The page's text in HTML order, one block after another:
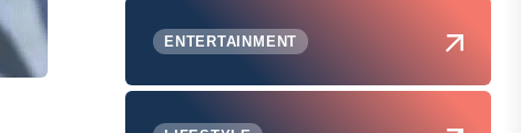
ENTERTAINMENT